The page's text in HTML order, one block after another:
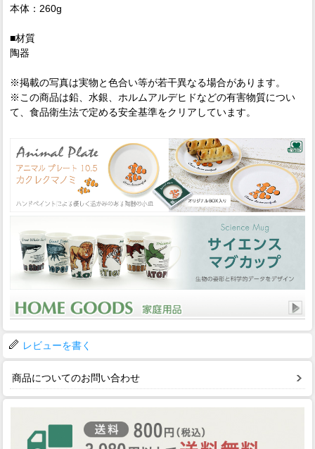
本体：260g
■材質
陶器
※掲載の写真は実物と色合い等が若干異なる場合があります。
※この商品は鉛、水銀、ホルムアルデヒドなどの有害物質につい
て、食品衛生法で定める安全基準をクリアしています。
レビューを書く
商品についてのお問い合わせ